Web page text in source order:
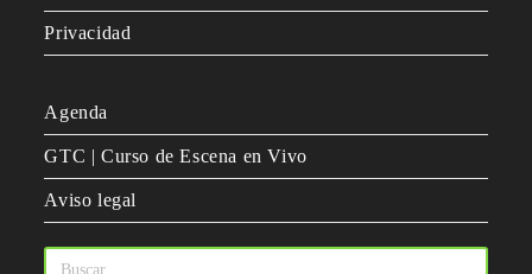
Privacidad
Agenda
GTC | Curso de Escena en Vivo
Aviso legal